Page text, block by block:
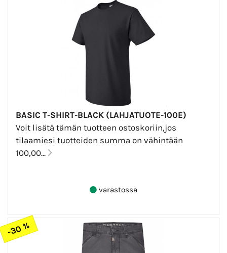
BASIC T-SHIRT-BLACK (LAHJATUOTE-100E)
Voit lisätä tämän tuotteen ostoskoriin,jos
tilaamiesi tuotteiden summa on vähintään
100,00...
varastossa
-30 %